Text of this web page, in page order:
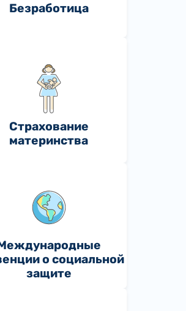
Безработица
Страхование
материнства
о социальной
защите